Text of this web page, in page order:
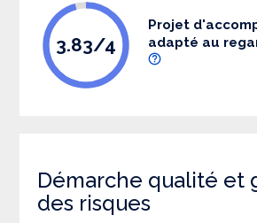
3.83/4
Projet
adapté au
Démarche qualité et
des risques